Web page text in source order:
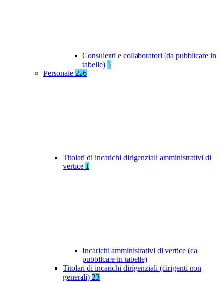
Consulenti e collaboratori (da pubblicare in
tabelle) 5
Personale 226
Titolari di incarichi dirigenziali amministrativi di
vertice 1
Incarichi amministrativi di vertice (da
pubblicare in tabelle)
Titolari di incarichi dirigenziali (dirigenti non
generali) 23